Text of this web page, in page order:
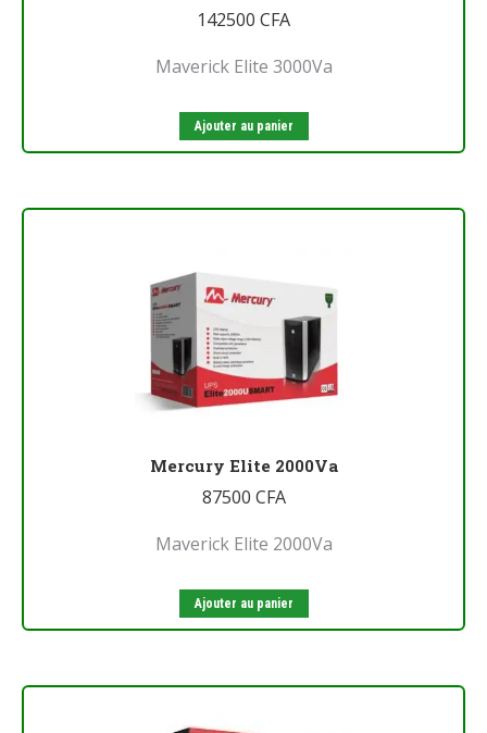
142500 CFA
Maverick Elite 3000Va
Ajouter au panier
Mercury Elite 2000Va
87500 CFA
Maverick Elite 2000Va
Ajouter au panier